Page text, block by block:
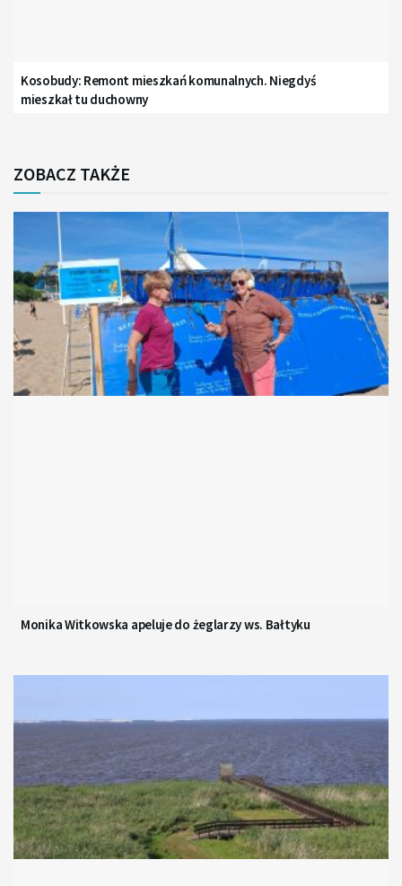
Kosobudy: Remont mieszkań komunalnych. Niegdyś
mieszkał tu duchowny
ZOBACZ TAKŻE
Monika Witkowska apeluje do żeglarzy ws. Bałtyku